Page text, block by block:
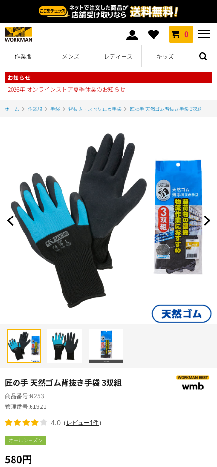
0
作業服 メンズ レディース キッズ
お知らせ
2026年 オンラインストア夏季休業のお知らせ
ホーム 作業服 手袋 背抜き・スベリ止め手袋 匠の手 天然ゴム背抜き手袋 3双組
匠の手 天然ゴム背抜き手袋 3双組
オールシーズン
580円
商品番号 N253
管理番号61921
4.0 （レビュー1件）